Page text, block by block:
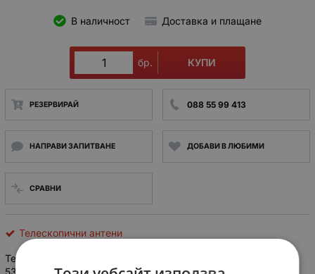
В наличност Доставка и плащане
бр. КУПИ
РЕЗЕРВИРАЙ 088 55 99 413
НАПРАВИ ЗАПИТВАНЕ ДОБАВИ В ЛЮБИМИ
СРАВНИ
Телескопични антени
Телескопична антена ANT-5403, L: 210mm; Ø: 6mm; Lmax: